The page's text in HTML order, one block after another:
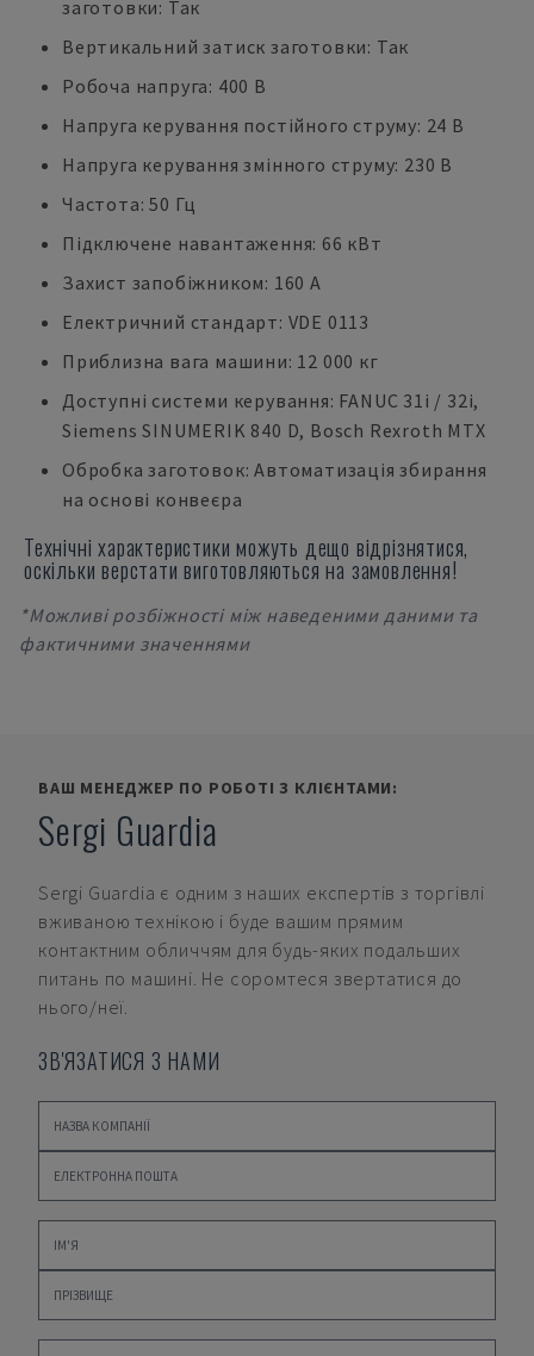
заготовки: Так
Вертикальний затиск заготовки: Так
Робоча напруга: 400 В
Напруга керування постійного струму: 24 В
Напруга керування змінного струму: 230 В
Частота: 50 Гц
Підключене навантаження: 66 кВт
Захист запобіжником: 160 A
Електричний стандарт: VDE 0113
Приблизна вага машини: 12 000 кг
Доступні системи керування: FANUC 31i / 32i,
Siemens SINUMERIK 840 D, Bosch Rexroth MTX
Обробка заготовок: Автоматизація збирання
на основі конвеєра
Технічні характеристики можуть дещо відрізнятися,
оскільки верстати виготовляються на замовлення!
*Можливі розбіжності між наведеними даними та
фактичними значеннями
ВАШ МЕНЕДЖЕР ПО РОБОТІ З КЛІЄНТАМИ:
Sergi Guardia
Sergi Guardia є одним з наших експертів з торгівлі
вживаною технікою і буде вашим прямим
контактним обличчям для будь-яких подальших
питань по машині. Не соромтеся звертатися до
нього/неї.
ЗВ'ЯЗАТИСЯ З НАМИ